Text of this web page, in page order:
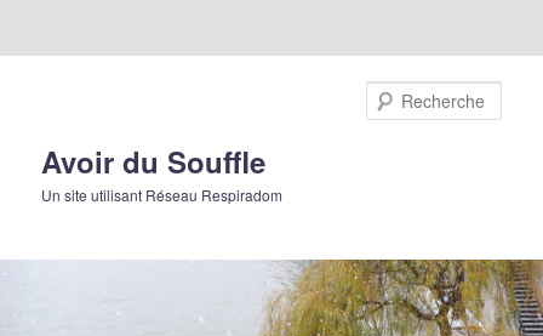
Avoir du Souffle
Un site utilisant Réseau Respiradom